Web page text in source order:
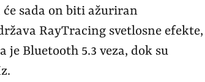
će sada on biti ažuriran
RayTracing svetlosne efekte,
je Bluetooth 5.3 veza, dok su